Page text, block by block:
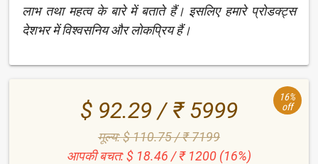
लाभ तथा महत्व के बारे में बताते हैं। इसलिए हमारे प्रोडक्ट्स
देशभर में विश्वसनिय और लोकप्रिय हैं।
16%
off
$ 92.29 / ₹ 5999
मूल्य: $ 110.75 / ₹ 7199
आपकी बचत: $ 18.46 / ₹ 1200 (16%)